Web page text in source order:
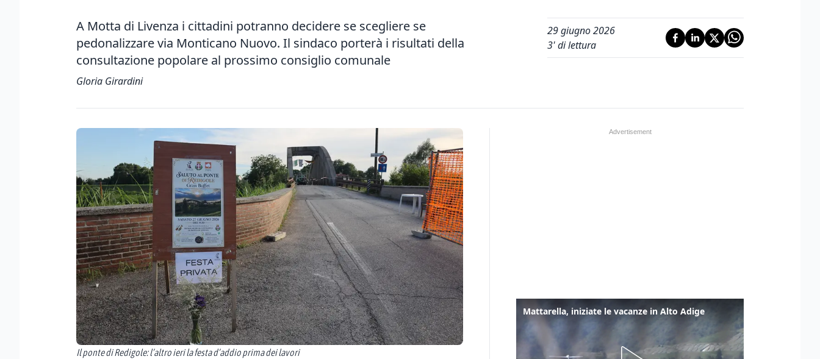
A Motta di Livenza i cittadini potranno decidere se scegliere se
pedonalizzare via Monticano Nuovo. Il sindaco porterà i risultati della
consultazione popolare al prossimo consiglio comunale
Gloria Girardini
29 giugno 2026
3' di lettura
Il ponte di Redigole: l’altro ieri la festa d’addio prima dei lavori
Mattarella, iniziate le vacanze in Alto Adige